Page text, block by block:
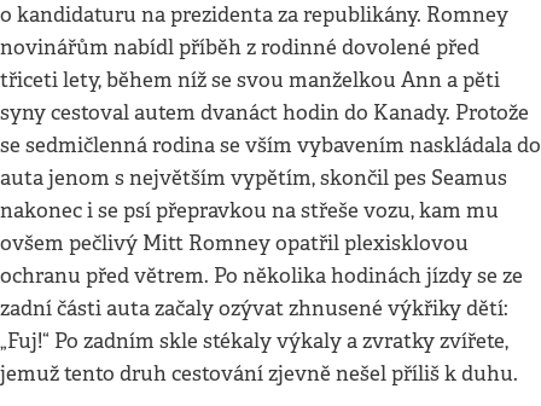
o kandidaturu na prezidenta za republikány. Romney
novinářům nabídl příběh z rodinné dovolené před
třiceti lety, během níž se svou manželkou Ann a pěti
syny cestoval autem dvanáct hodin do Kanady. Protože
se sedmičlenná rodina se vším vybavením naskládala do
auta jenom s největším vypětím, skončil pes Seamus
nakonec i se psí přepravkou na střeše vozu, kam mu
ovšem pečlivý Mitt Romney opatřil plexisklovou
ochranu před větrem. Po několika hodinách jízdy se ze
zadní části auta začaly ozývat zhnusené výkřiky dětí:
„Fuj!“ Po zadním skle stékaly výkaly a zvratky zvířete,
jemuž tento druh cestování zjevně nešel příliš k duhu.